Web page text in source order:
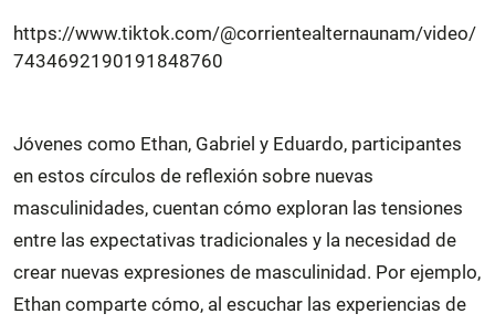
https://www.tiktok.com/@corrientealternaunam/video/
7434692190191848760
Jóvenes como Ethan, Gabriel y Eduardo, participantes
en estos círculos de reflexión sobre nuevas
masculinidades, cuentan cómo exploran las tensiones
entre las expectativas tradicionales y la necesidad de
crear nuevas expresiones de masculinidad. Por ejemplo,
Ethan comparte cómo, al escuchar las experiencias de